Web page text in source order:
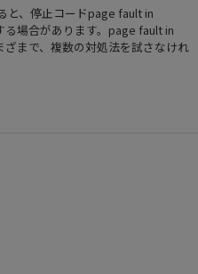
と、停止コードpage fault in
場合があります。page fault in
まで、複数の対処法を試さなけれ